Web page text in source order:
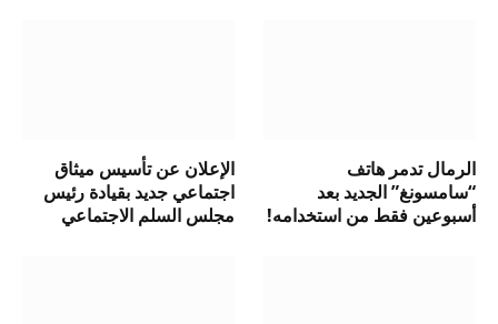
الرمال تدمر هاتف
“سامسونغ” الجديد بعد
أسبوعين فقط من استخدامه!
الإعلان عن تأسيس ميثاق
اجتماعي جديد بقيادة رئيس
مجلس السلم الاجتماعي